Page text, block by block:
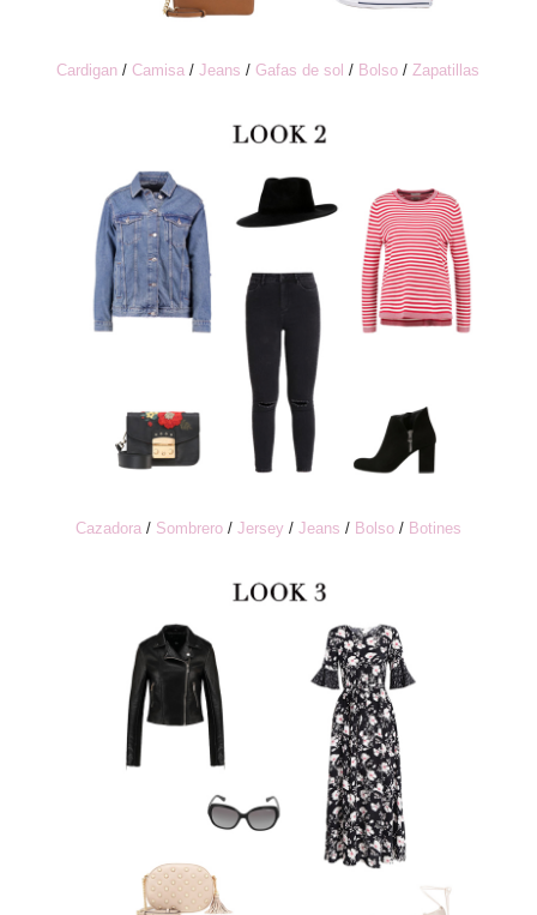
Cardigan /Camisa /Jeans /Gafas de sol / Bolso / Zapatillas
Cazadora / Sombrero/ Jersey / Jeans / Bolso/ Botines